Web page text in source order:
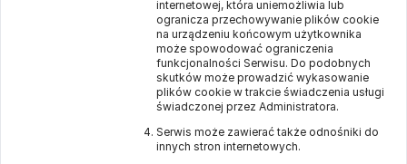
internetowej, która uniemożliwia lub
ogranicza przechowywanie plików cookie
na urządzeniu końcowym użytkownika
może spowodować ograniczenia
funkcjonalności Serwisu. Do podobnych
skutków może prowadzić wykasowanie
plików cookie w trakcie świadczenia usługi
świadczonej przez Administratora.
Serwis może zawierać także odnośniki do
innych stron internetowych.